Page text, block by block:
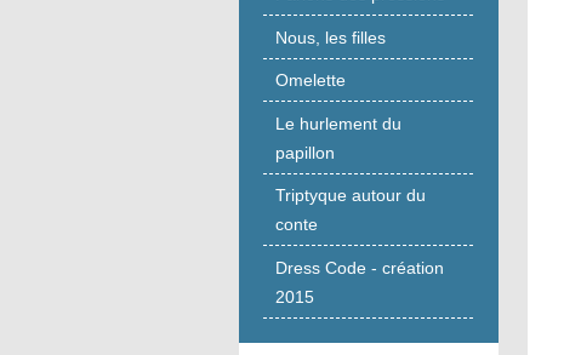
Nous, les filles
Omelette
Le hurlement du
papillon
Triptyque autour du
conte
Dress Code - création
2015